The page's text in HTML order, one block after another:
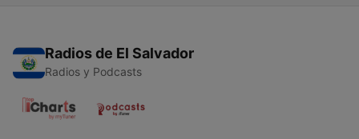
Radios de El Salvador
Radios y Podcasts